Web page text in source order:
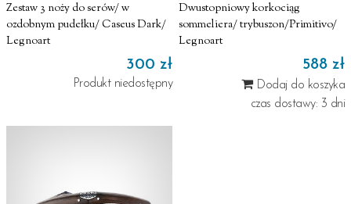
Zestaw 3 noży do serów/ w
ozdobnym pudełku/ Caseus Dark/
Legnoart
300 zł
Produkt niedostępny
Dwustopniowy korkociąg
sommeliera/ trybuszon/Primitivo/
Legnoart
588 zł
Dodaj do koszyka
czas dostawy: 3 dni